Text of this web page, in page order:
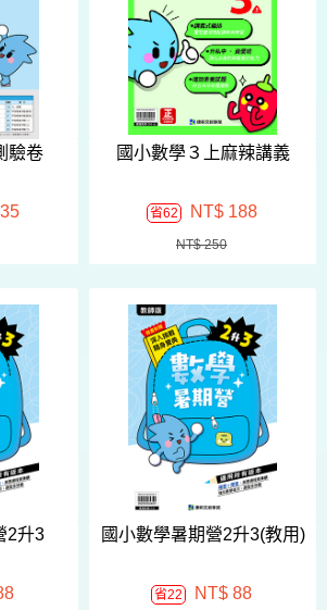
驗卷 國小數學３上麻辣講義
省62 NT$ 188
NT$ 250
2升3 國小數學暑期營2升3(教用)
省22 NT$ 88